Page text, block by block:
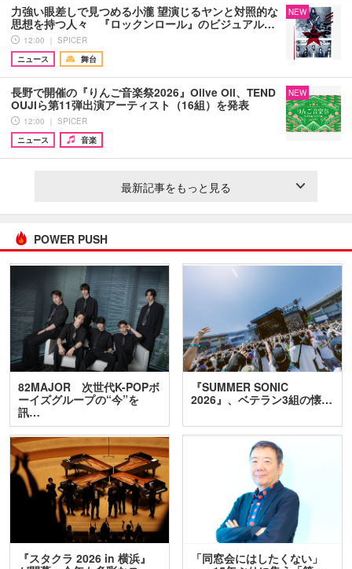
力強い眼差しで見つめる小瀧 望演じるヤンと対照的な
思想を持つ人々 『ロックンロール』のビジュアル…
12:00 ｜ SPICER
ニュース
舞台
NEW
長野で開催の『りんご音楽祭2026』Olive Oil、TEND
OUJIら第11弾出演アーティスト（16組）を発表
12:00 ｜ SPICER
ニュース
音楽
NEW
最新記事をもっと見る
POWER PUSH
82MAJOR 次世代K-POPボ
ーイズグループの“今”を
訊…
『SUMMER SONIC
2026』、ベテラン3組の懐…
『スタクラ 2026 in 横浜』
「同窓会にはしたくない」